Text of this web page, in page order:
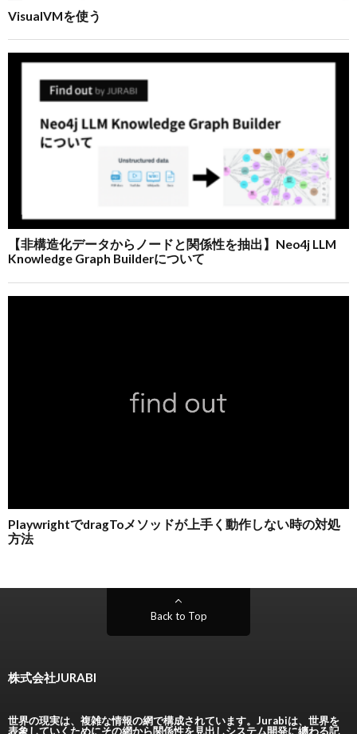
Back to Top
株式会社JURABI
世界の現実は、複雑な情報の網で構成されています。Jurabiは、世界を
表象していくためにその網から関係性を見出しシステム開発に纏わる記